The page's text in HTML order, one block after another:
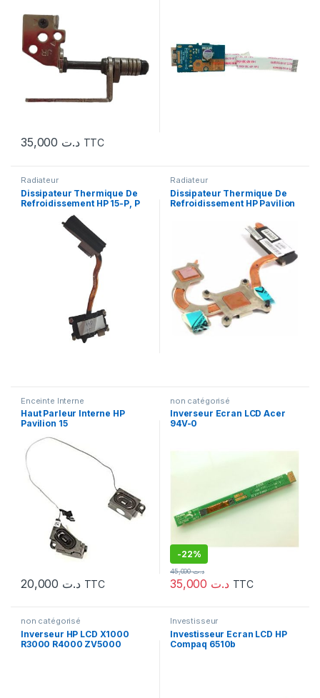
د.ت TTC
Radiateur
Dissipateur Thermique De
Refroidissement HP 15-P, P
15-P 17-P 15-K
Radiateur
Dissipateur Thermique De
Refroidissement HP Pavilion
Enceinte Interne
Haut Parleur Interne HP
Pavilion 15
د.ت TTC
non catégorisé
Inverseur Ecran LCD Acer
94V-0
-22%
د.ت
د.ت45,000
TTC
non catégorisé
Inverseur HP LCD X1000
R3000 R4000 ZV5000
Investisseur
Investisseur Ecran LCD HP
Compaq 6510b